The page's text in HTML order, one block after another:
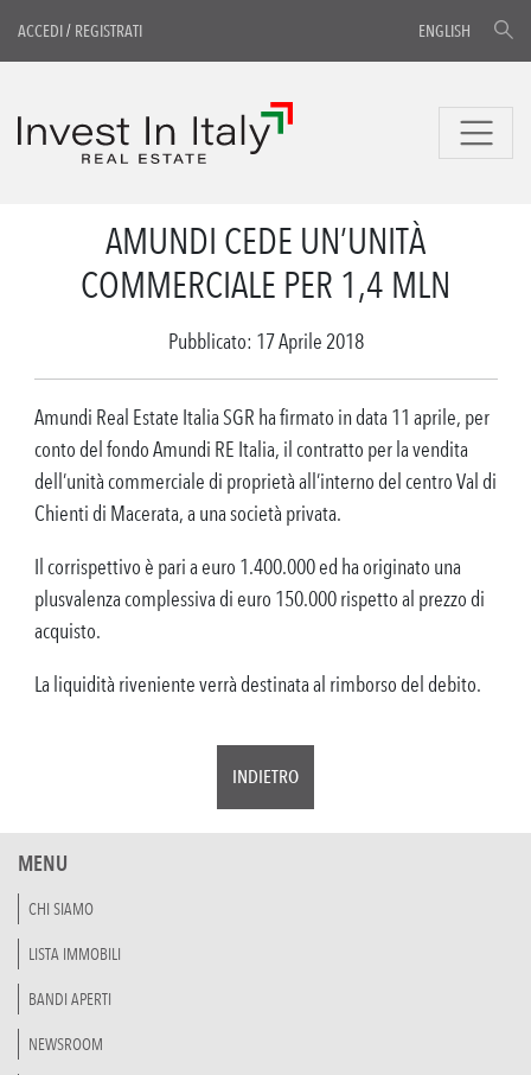
ACCEDI/ REGISTRATI ENGLISH
AMUNDI CEDE UN’UNITÀ
COMMERCIALE PER 1,4 MLN
Pubblicato: 17 Aprile 2018
Amundi Real Estate Italia SGR ha firmato in data 11 aprile, per
conto del fondo Amundi RE Italia, il contratto per la vendita
dell’unità commerciale di proprietà all’interno del centro Val di
Chienti di Macerata, a una società privata.
Il corrispettivo è pari a euro 1.400.000 ed ha originato una
plusvalenza complessiva di euro 150.000 rispetto al prezzo di
acquisto.
La liquidità riveniente verrà destinata al rimborso del debito.
INDIETRO
MENU
CHI SIAMO
LISTA IMMOBILI
BANDI APERTI
NEWSROOM